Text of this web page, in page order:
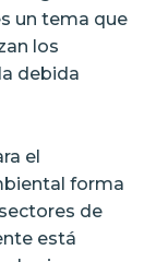
un tema que
los
debida
el
forma
de
está